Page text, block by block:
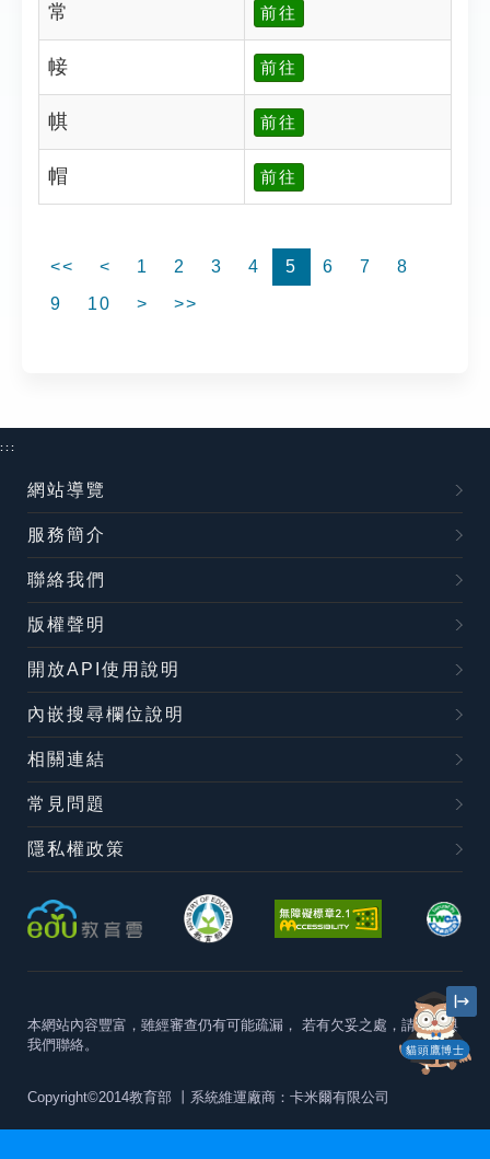
常 前往
帹 前往
帺 前往
帽 前往
<< < 1 2 3 4 5 6 7
8
9
10 > >>
貓頭鷹博士
:::
網站導覽
服務簡介
聯絡我們
版權聲明
開放API使用說明
內嵌搜尋欄位說明
相關連結
常見問題
隱私權政策
本網站內容豐富，雖經審查仍有可能疏漏， 若有欠妥之處，請隨時與
我們聯絡。
Copyright©2014教育部 丨系統維運廠商：卡米爾有限公司